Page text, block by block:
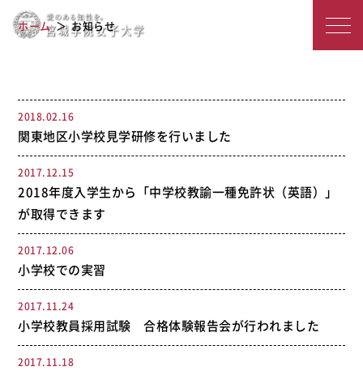
女
子
学
2017年度のアーカイブ
ホーム お知らせ
2018.02.16
関東地区小学校見学研修を行いました
2017.12.15
2018年度入学生から「中学校教諭一種免許状（英語）」
が取得できます
2017.12.06
小学校での実習
2017.11.24
小学校教員採用試験 合格体験報告会が行われました
2017.11.18